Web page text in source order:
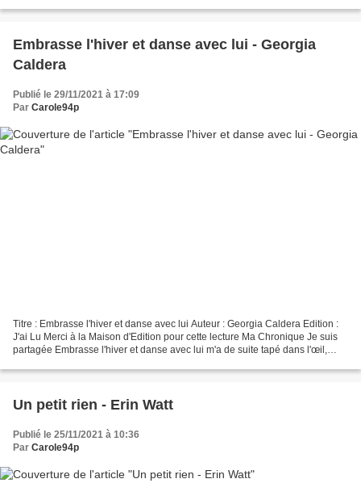
Embrasse l'hiver et danse avec lui - Georgia
Caldera
Publié le 29/11/2021 à 17:09
Par Carole94p
Titre : Embrasse l'hiver et danse avec lui Auteur : Georgia Caldera Edition :
J'ai Lu Merci à la Maison d'Edition pour cette lecture Ma Chronique Je suis
partagée Embrasse l'hiver et danse avec lui m'a de suite tapé dans l'œil,
Un petit rien - Erin Watt
Publié le 25/11/2021 à 10:36
Par Carole94p